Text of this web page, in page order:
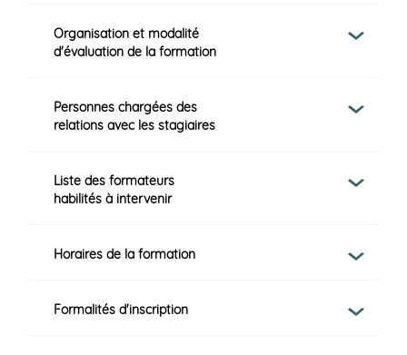
Organisation et modalité
d'évaluation de la formation
Personnes chargées des
relations avec les stagiaires
Liste des formateurs
habilités à intervenir
Horaires de la formation
Formalités d'inscription